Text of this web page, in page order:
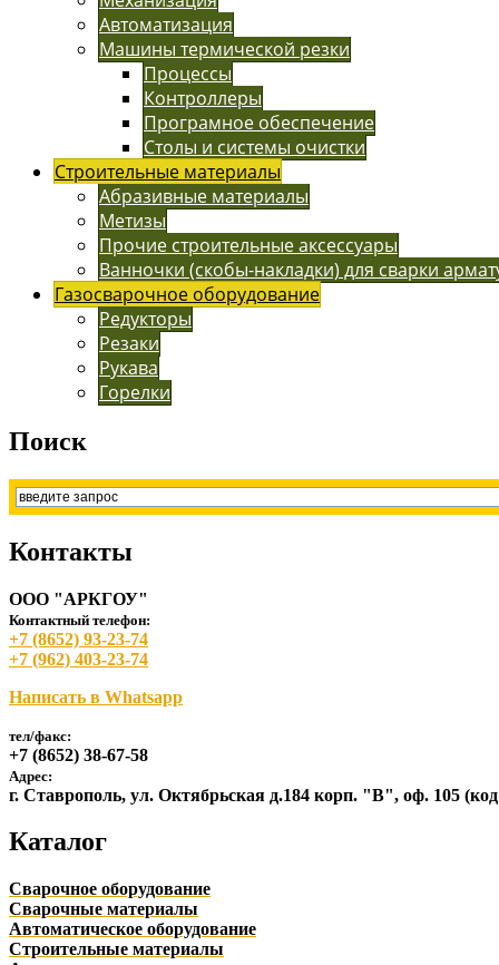
Автоматизация
Машины термической резки
Процессы
Контроллеры
Програмное обеспечение
Столы и системы очистки
Строительные материалы
Абразивные материалы
Метизы
Прочие строительные аксессуары
Ванночки (скобы-накладки) для сварки
Газосварочное оборудование
Редукторы
Резаки
Рукава
Горелки
Поиск
Контакты
ООО "АРКГОУ"
Контактный телефон:
+7 (8652) 93-23-74
+7 (962) 403-23-74
Написать в Whatsapp
тел/факс:
+7 (8652) 38-67-58
Адрес:
г. Ставрополь, ул. Октябрьская д.184 корп. "В", оф. 105
Каталог
Сварочное оборудование
Сварочные материалы
Автоматическое оборудование
Строительные материалы